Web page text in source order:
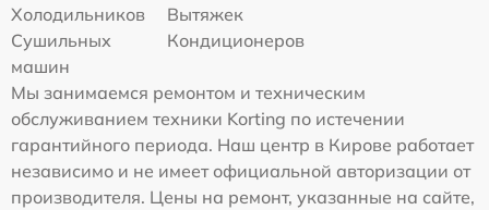
Холодильников
Вытяжек
Сушильных
машин
Кондиционеров
Мы занимаемся ремонтом и техническим
обслуживанием техники Korting по истечении
гарантийного периода. Наш центр в Кирове работает
независимо и не имеет официальной авторизации от
производителя. Цены на ремонт, указанные на сайте,